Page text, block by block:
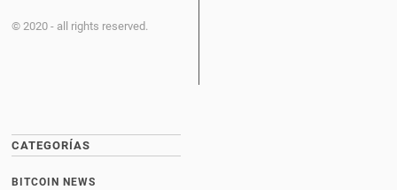
© 2020 - all rights reserved.
CATEGORÍAS
BITCOIN NEWS